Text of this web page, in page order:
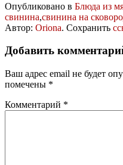
Опубликовано в Блюда из
свинина,свинина на
Автор: Oriona. Сохранить
Добавить
Ваш адрес email не будет
помечены *
Комментарий *